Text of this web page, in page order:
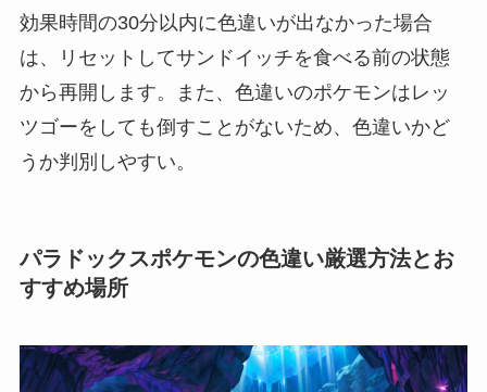
効果時間の30分以内に色違いが出なかった場合
は、リセットしてサンドイッチを食べる前の状態
から再開します。また、色違いのポケモンはレッ
ツゴーをしても倒すことがないため、色違いかど
うか判別しやすい。
パラドックスポケモンの色違い厳選方法とお
すすめ場所